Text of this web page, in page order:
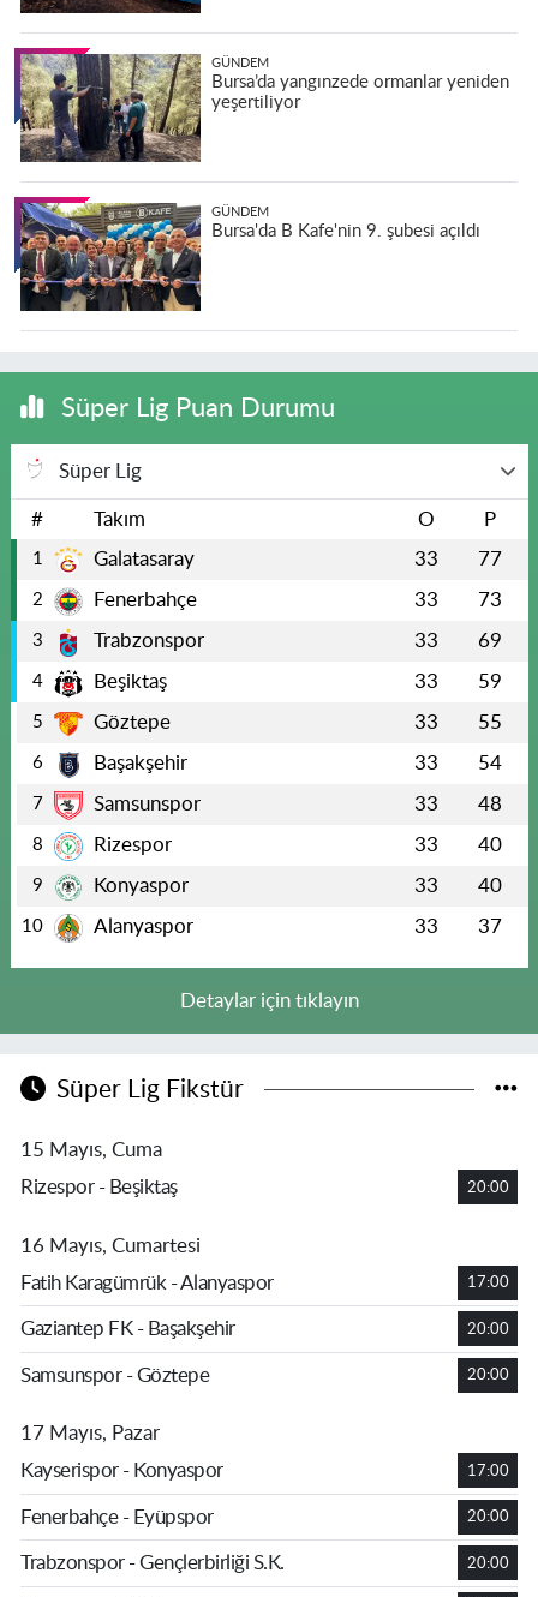
GÜNDEM
Bursa’da yangınzede ormanlar yeniden
yeşertiliyor
GÜNDEM
Bursa'da B Kafe'nin 9. şubesi açıldı
Süper Lig Puan Durumu
Süper Lig
# Takım O P
1 Galatasaray 33 77
2 Fenerbahçe 33 73
3 Trabzonspor 33 69
4 Beşiktaş 33 59
5 Göztepe 33 55
6 Başakşehir 33 54
7 Samsunspor 33 48
8 Rizespor 33 40
9 Konyaspor 33 40
10 Alanyaspor 33 37
Detaylar için tıklayın
Süper Lig Fikstür
15 Mayıs, Cuma
Rizespor - Beşiktaş
20:00
16 Mayıs, Cumartesi
Fatih Karagümrük - Alanyaspor
17:00
Gaziantep FK - Başakşehir 20:00
Samsunspor - Göztepe 20:00
17 Mayıs, Pazar
Kayserispor - Konyaspor
17:00
Fenerbahçe - Eyüpspor 20:00
Trabzonspor - Gençlerbirliği S.K. 20:00